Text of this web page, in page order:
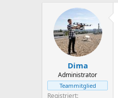
s
t
e
l
l
t
a
m
Dima
Administrator
Teammitglied
Registriert